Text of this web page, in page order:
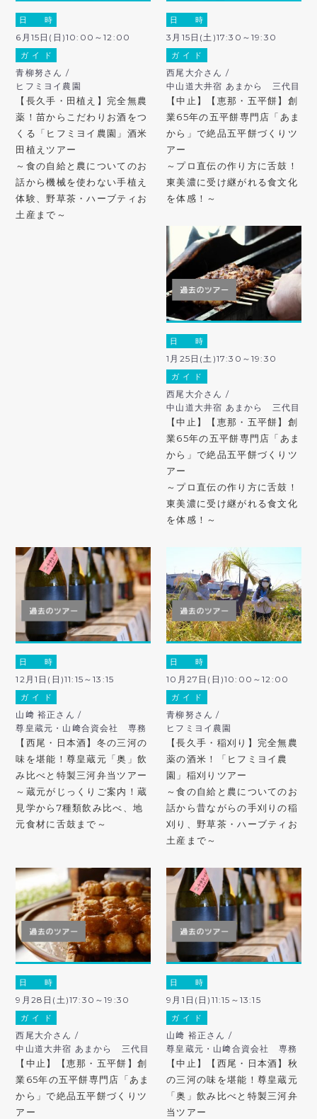
日 時
6月15日(日)10:00～12:00
ガ イ ド
青柳努さん /
ヒフミヨイ農園
【長久手・田植え】完全無農
薬！苗からこだわりお酒をつ
くる「ヒフミヨイ農園」酒米
田植えツアー
～食の自給と農についてのお
話から機械を使わない手植え
体験、野草茶・ハーブティお
土産まで～
日 時
3月15日(土)17:30～19:30
ガ イ ド
西尾大介さん /
中山道大井宿 あまから 三代目
【中止】【恵那・五平餅】創
業65年の五平餅専門店「あま
から」で絶品五平餅づくりツ
アー
～プロ直伝の作り方に舌鼓！
東美濃に受け継がれる食文化
を体感！～
日 時
1月25日(土)17:30～19:30
ガ イ ド
西尾大介さん /
中山道大井宿 あまから 三代目
【中止】【恵那・五平餅】創
業65年の五平餅専門店「あま
から」で絶品五平餅づくりツ
アー
～プロ直伝の作り方に舌鼓！
東美濃に受け継がれる食文化
を体感！～
日 時
12月1日(日)11:15～13:15
ガ イ ド
山﨑 裕正さん /
尊皇蔵元・山﨑合資会社 専務
【西尾・日本酒】冬の三河の
味を堪能！尊皇蔵元「奥」飲
み比べと特製三河弁当ツアー
～蔵元がじっくりご案内！蔵
見学から7種類飲み比べ、地
元食材に舌鼓まで～
日 時
10月27日(日)10:00～12:00
ガ イ ド
青柳努さん /
ヒフミヨイ農園
【長久手・稲刈り】完全無農
薬の酒米！「ヒフミヨイ農
園」稲刈りツアー
～食の自給と農についてのお
話から昔ながらの手刈りの稲
刈り、野草茶・ハーブティお
土産まで～
日 時
9月28日(土)17:30～19:30
ガ イ ド
西尾大介さん /
中山道大井宿 あまから 三代目
【中止】【恵那・五平餅】創
業65年の五平餅専門店「あま
から」で絶品五平餅づくりツ
アー
日 時
9月1日(日)11:15～13:15
ガ イ ド
山﨑 裕正さん /
尊皇蔵元・山﨑合資会社 専務
【中止】【西尾・日本酒】秋
の三河の味を堪能！尊皇蔵元
「奥」飲み比べと特製三河弁
当ツアー